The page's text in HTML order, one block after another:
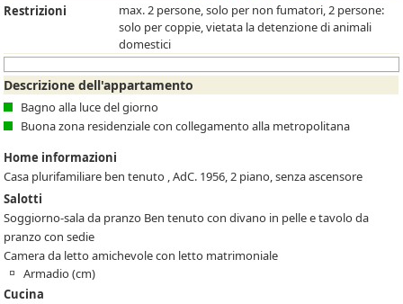
Restrizioni
max. 2 persone, solo per non fumatori, 2 persone:
solo per coppie, vietata la detenzione di animali
domestici
Descrizione dell'appartamento
Bagno alla luce del giorno
Buona zona residenziale con collegamento alla metropolitana
Home informazioni
Casa plurifamiliare ben tenuto , AdC. 1956, 2 piano, senza ascensore
Salotti
Soggiorno-sala da pranzo Ben tenuto con divano in pelle e tavolo da
pranzo con sedie
Camera da letto amichevole con letto matrimoniale
Armadio (cm)
Cucina